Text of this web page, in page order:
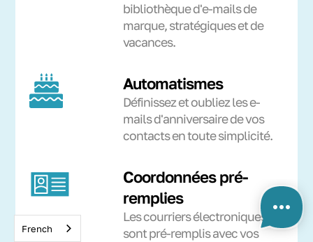
bibliothèque d'e-mails de
marque, stratégiques et de
vacances.
Automatismes
Définissez et oubliez les e-
mails d'anniversaire de vos
contacts en toute simplicité.
Coordonnées pré-
remplies
Les courriers électroniques
sont pré-remplis avec vos
French